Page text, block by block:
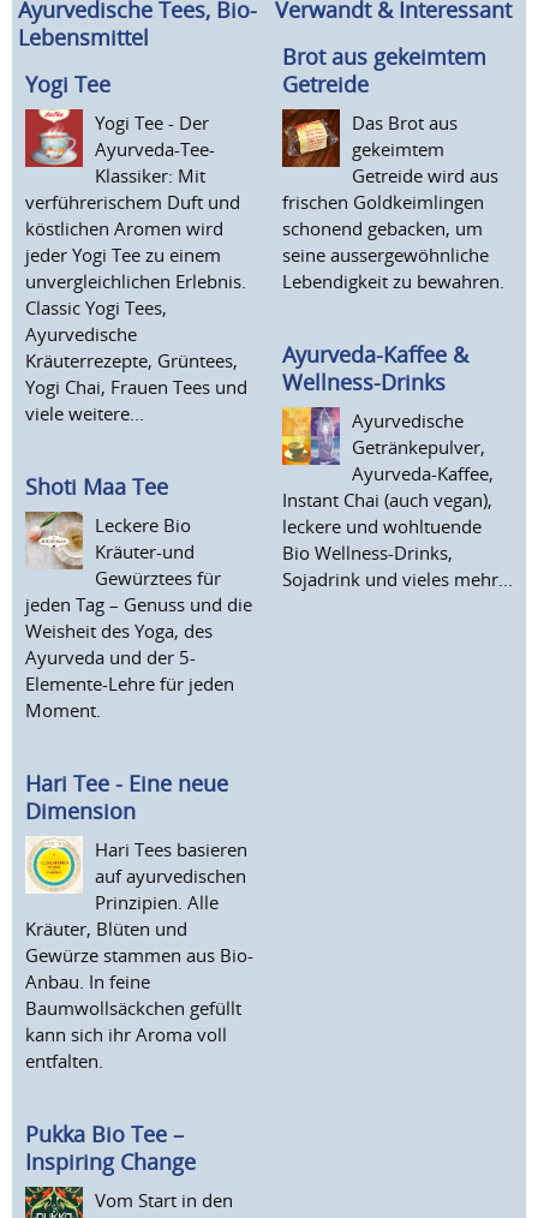
Ayurvedische Tees, Bio-
Lebensmittel
Yogi Tee
Yogi Tee - Der
Ayurveda-Tee-
Klassiker: Mit
verführerischem Duft und
köstlichen Aromen wird
jeder Yogi Tee zu einem
unvergleichlichen Erlebnis.
Classic Yogi Tees,
Ayurvedische
Kräuterrezepte, Grüntees,
Yogi Chai, Frauen Tees und
viele weitere...
Shoti Maa Tee
Leckere Bio
Kräuter-und
Gewürztees für
jeden Tag – Genuss und die
Weisheit des Yoga, des
Ayurveda und der 5-
Elemente-Lehre für jeden
Moment.
Hari Tee - Eine neue
Dimension
Hari Tees basieren
auf ayurvedischen
Prinzipien. Alle
Kräuter, Blüten und
Gewürze stammen aus Bio-
Anbau. In feine
Baumwollsäckchen gefüllt
kann sich ihr Aroma voll
entfalten.
Pukka Bio Tee –
Inspiring Change
Vom Start in den
Verwandt & Interessant
Brot aus gekeimtem
Getreide
Das Brot aus
gekeimtem
Getreide wird aus
frischen Goldkeimlingen
schonend gebacken, um
seine aussergewöhnliche
Lebendigkeit zu bewahren.
Ayurveda-Kaffee &
Wellness-Drinks
Ayurvedische
Getränkepulver,
Ayurveda-Kaffee,
Instant Chai (auch vegan),
leckere und wohltuende
Bio Wellness-Drinks,
Sojadrink und vieles mehr...